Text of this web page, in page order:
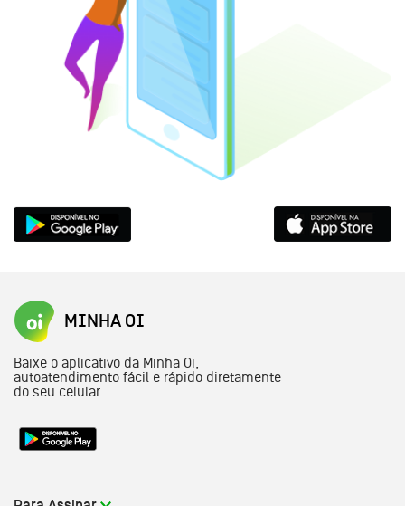
MINHA OI
Baixe o aplicativo da Minha Oi,
autoatendimento fácil e rápido diretamente
do seu celular.